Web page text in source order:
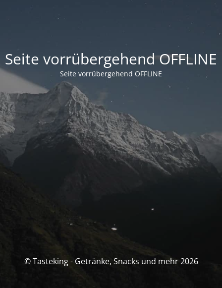
Seite vorrübergehend OFFLINE
Seite vorrübergehend OFFLINE
© Tasteking - Getränke, Snacks und mehr 2026